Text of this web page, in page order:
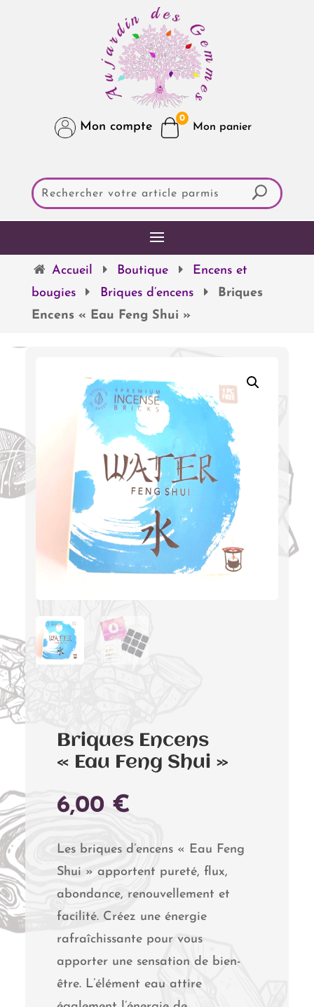
Mon compte
0
Accueil Boutique
Encens et
bougies
Briques d’encens
Briques
Encens « Eau Feng Shui »
Briques Encens
« Eau Feng Shui »
6,00 €
Les briques d’encens « Eau Feng
Shui » apportent pureté, flux,
abondance, renouvellement et
facilité. Créez une énergie
rafraîchissante pour vous
apporter une sensation de bien-
être. L’élément eau attire